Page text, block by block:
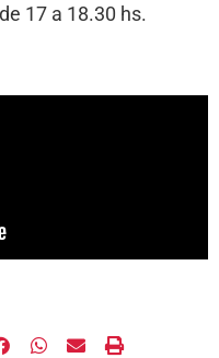
17 a 18.30 hs.